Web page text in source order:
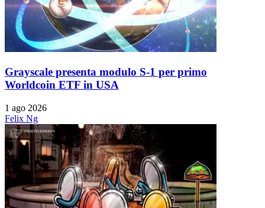
Grayscale presenta modulo S-1 per primo
Worldcoin ETF in USA
1 ago 2026
Felix Ng